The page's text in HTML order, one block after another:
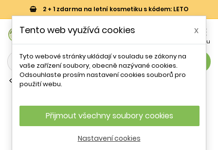
2 + 1 zdarma na letní kosmetiku s kódem: LETO

Menu
search
Toaletní vody (EDT)
100 ml
- 32 %
Tento web využívá cookies x
Tyto webové stránky ukládají v souladu se zákony na
vaše zařízení soubory, obecně nazývané cookies.
Odsouhlaste prosím nastavení cookies souborů pro
použití webu.
Přijmout všechny soubory cookies
Nastavení cookies